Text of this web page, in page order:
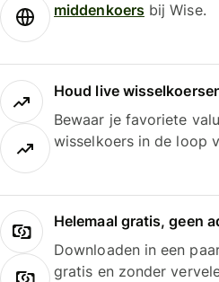
middenkoersbij Wise.
Houd live
Bewaar je favoriete
wisselkoers in de loop
Helemaal gratis, geen
Downloaden in een
gratis en zonder